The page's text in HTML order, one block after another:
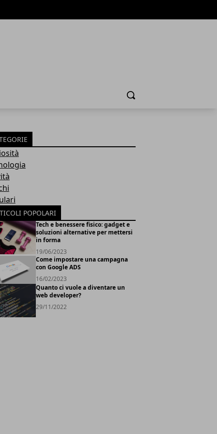
Cerca
POPOLARI
Tech e benessere fisico: gadget e
soluzioni alternative per mettersi
in forma
19/06/2023
Come impostare una campagna
con Google ADS
16/02/2023
Quanto ci vuole a diventare un
web developer?
29/11/2022